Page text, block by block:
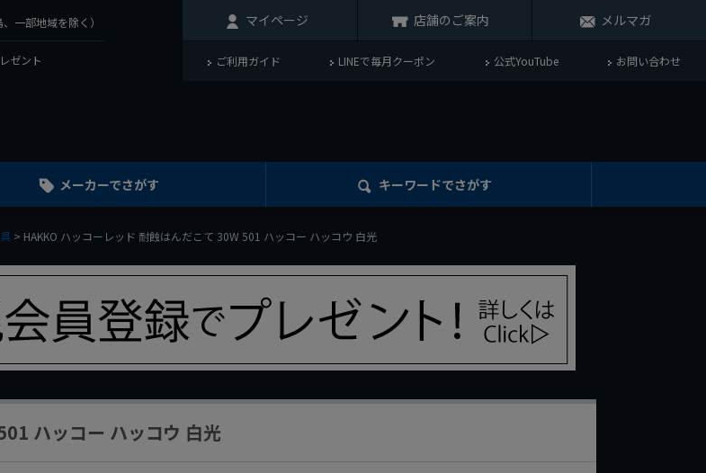
一部地域を除く）
ゼント
マイページ 店舗のご案内 メルマガ
ご利用ガイド LINEで毎月クーポン 公式YouTube お問い合わせ
メーカーでさがす キーワードでさがす
HAKKO ハッコーレッド 耐蝕はんだこて 30W 501 ハッコー ハッコウ 白光
ハッコー ハッコウ 白光